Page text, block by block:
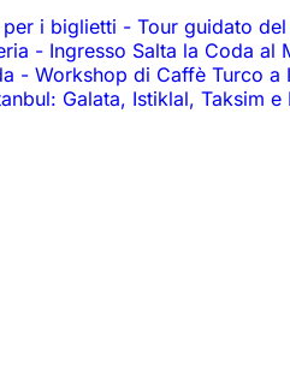
i biglietti - Tour guidato
- Ingresso Salta la Coda al
- Workshop di Caffè Turco a
Galata, Istiklal, Taksim e